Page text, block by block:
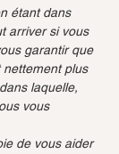
étant dans
arriver si vous
garantir que
nettement plus
laquelle,
vous
de vous aider